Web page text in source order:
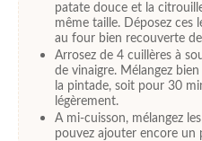
patate douce et la
même taille. Déposez ces
au four bien recouverte
Arrosez de 4 cuillères à
de vinaigre. Mélangez
la pintade, soit pour 30
légèrement.
A mi-cuisson, mélangez
pouvez ajouter encore un